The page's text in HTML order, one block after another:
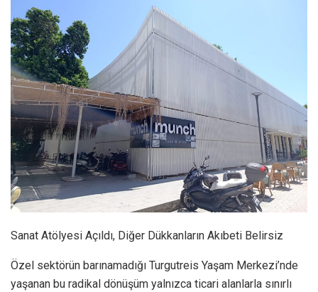
Sanat Atölyesi Açıldı, Diğer Dükkanların Akıbeti Belirsiz
Özel sektörün barınamadığı Turgutreis Yaşam Merkezi’nde
yaşanan bu radikal dönüşüm yalnızca ticari alanlarla sınırlı